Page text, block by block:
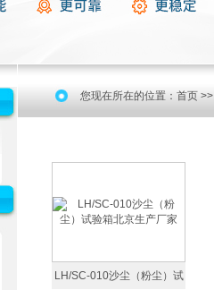
您现在所在的位置： 首页
LH/SC-010沙尘（粉尘）试